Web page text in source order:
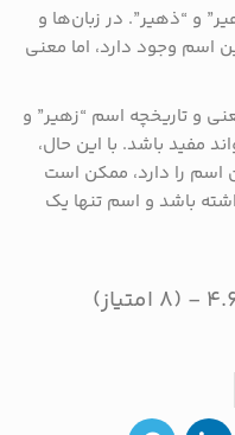
و “ذهیر”. در زبان‌ها و
اسم وجود دارد، اما معنی
و تاریخچه اسم “زهیر” و
مفید باشد. با این حال،
اسم را دارد، ممکن است
باشد و اسم تنها یک